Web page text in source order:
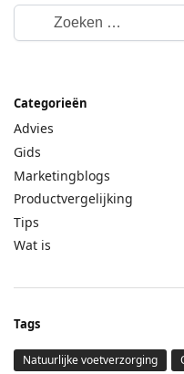
Categorieën
Advies
Gids
Marketingblogs
Productvergelijking
Tips
Wat is
Tags
Natuurlijke voetverzorging